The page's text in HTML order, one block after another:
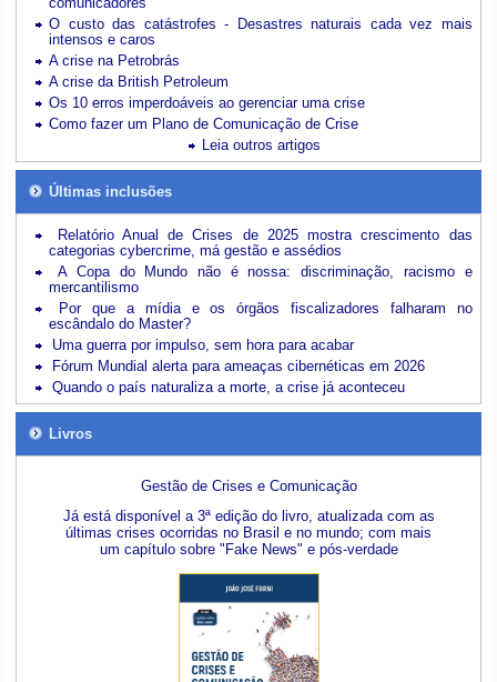
O custo das catástrofes -
Desastres naturais cada vez mais
intensos e caros
A crise na Petrobrás
A crise da British Petroleum
Os 10 erros imperdoáveis ao gerenciar uma crise
Como fazer um Plano de Comunicação de Crise
Leia outros artigos
Últimas inclusões
Relatório Anual de Crises de 2025 mostra crescimento das
categorias cybercrime, má gestão e assédios
A Copa do Mundo não é nossa: discriminação, racismo e
mercantilismo
Por que a mídia e os órgãos fiscalizadores falharam no
escândalo do Master?
Uma guerra por impulso, sem hora para acabar
Fórum Mundial alerta para ameaças cibernéticas em 2026
Quando o país naturaliza a morte, a crise já aconteceu
Livros
Gestão de Crises e Comunicação
Já está disponível a 3ª edição do livro, atualizada com as
últimas crises ocorridas no Brasil e no mundo; com mais
um capítulo sobre "Fake News" e pós-verdade